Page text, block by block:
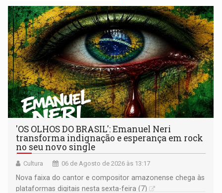
'OS OLHOS DO BRASIL': Emanuel Neri
transforma indignação e esperança em rock
no seu novo single
Cultura 06 de Agosto de 2026 às 13:17
Nova faixa do cantor e compositor amazonense chega às
plataformas digitais nesta sexta-feira (7)